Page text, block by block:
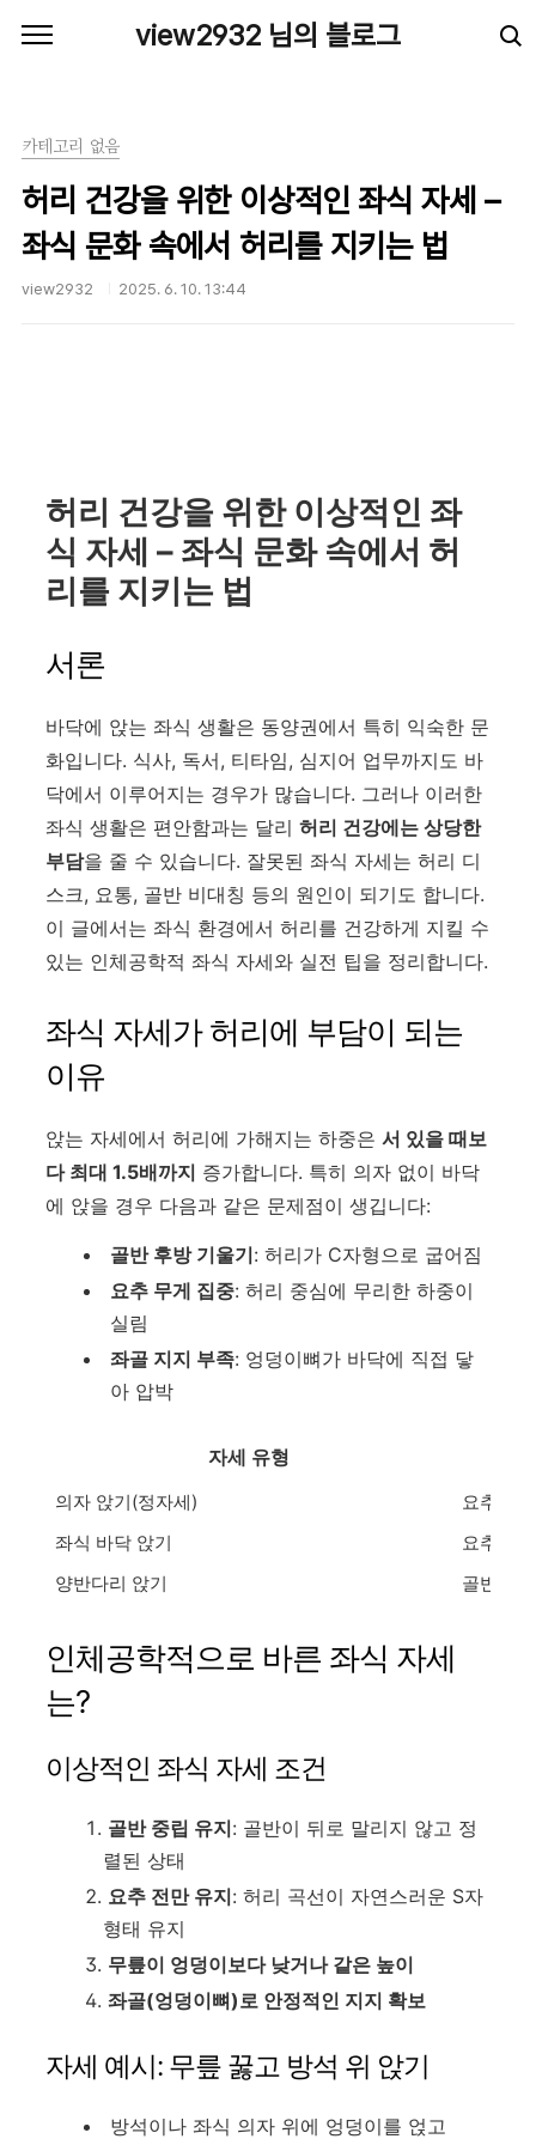
view2932 님의 블로그
카테고리 없음
허리 건강을 위한 이상적인 좌식 자세 –
좌식 문화 속에서 허리를 지키는 법
view2932 2025. 6. 10. 13:44
허리 건강을 위한 이상적인 좌
식 자세 – 좌식 문화 속에서 허
리를 지키는 법
서론
바닥에 앉는 좌식 생활은 동양권에서 특히 익숙한 문
화입니다. 식사, 독서, 티타임, 심지어 업무까지도 바
닥에서 이루어지는 경우가 많습니다. 그러나 이러한
좌식 생활은 편안함과는 달리 허리 건강에는 상당한
부담을 줄 수 있습니다. 잘못된 좌식 자세는 허리 디
스크, 요통, 골반 비대칭 등의 원인이 되기도 합니다.
이 글에서는 좌식 환경에서 허리를 건강하게 지킬 수
있는 인체공학적 좌식 자세와 실전 팁을 정리합니다.
좌식 자세가 허리에 부담이 되는
이유
앉는 자세에서 허리에 가해지는 하중은 서 있을 때보
다 최대 1.5배까지 증가합니다. 특히 의자 없이 바닥
에 앉을 경우 다음과 같은 문제점이 생깁니다:
골반 후방 기울기: 허리가 C자형으로 굽어짐
요추 무게 집중: 허리 중심에 무리한 하중이
실림
좌골 지지 부족: 엉덩이뼈가 바닥에 직접 닿
아 압박
자세 유형
의자 앉기(정자세)
요추 곡
좌식 바닥 앉기
요추 만
양반다리 앉기
골반 좌
인체공학적으로 바른 좌식 자세
는?
이상적인 좌식 자세 조건
골반 중립 유지: 골반이 뒤로 말리지 않고 정
렬된 상태
요추 전만 유지: 허리 곡선이 자연스러운 S자
형태 유지
무릎이 엉덩이보다 낮거나 같은 높이
좌골(엉덩이뼈)로 안정적인 지지 확보
자세 예시: 무릎 꿇고 방석 위 앉기
방석이나 좌식 의자 위에 엉덩이를 얹고